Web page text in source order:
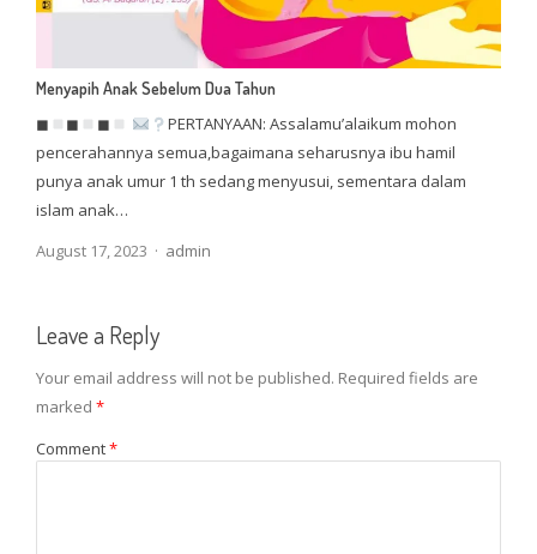
Menyapih Anak Sebelum Dua Tahun
◼ ◼ ◼
PERTANYAAN: Assalamu’alaikum mohon
pencerahannya semua,bagaimana seharusnya ibu hamil
punya anak umur 1 th sedang menyusui, sementara dalam
islam anak…
August 17, 2023
Author
admin
Leave a Reply
Your email address will not be published. Required fields are
marked *
Comment*